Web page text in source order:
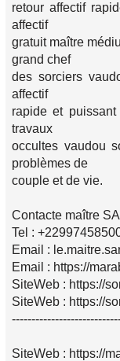
retour affectif
affectif
gratuit maître
grand chef
des sorciers
affectif
rapide et
travaux
occultes vaudou
problèmes de
couple et de vie.
Contacte maître
Tel :
Email :
Email : https://
SiteWeb : https://
SiteWeb : https://
SiteWeb : https://